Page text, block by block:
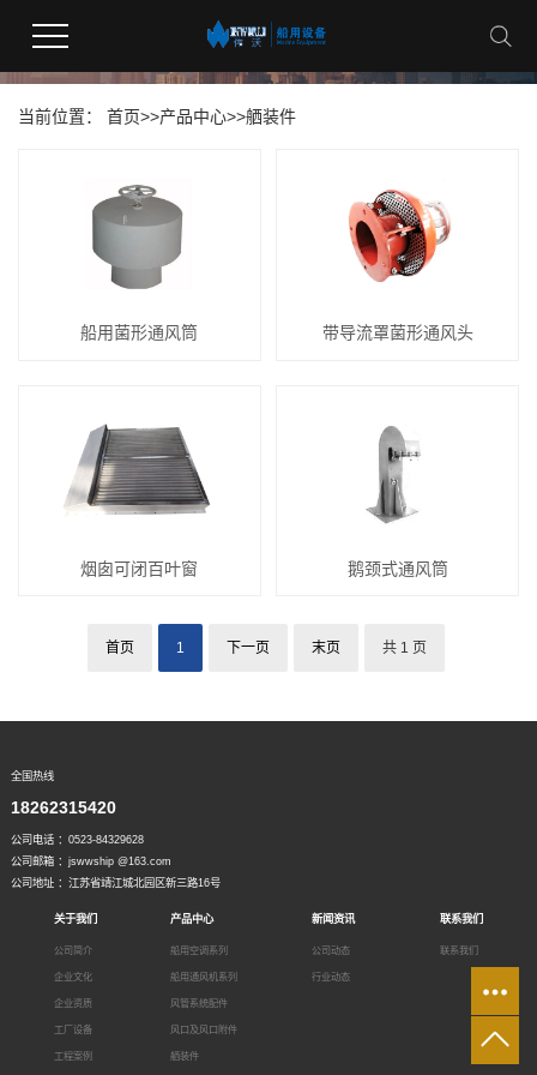
产品中心
当前位置： 首页>>产品中心>>舾装件
船用菌形通风筒 带导流罩菌形通风头
烟囱可闭百叶窗 鹅颈式通风筒
首页 1 下一页 末页 共 1 页
全国热线
18262315420
公司电话 ：0523-84329628
公司邮箱 ：jswwship @163.com
公司地址 ：江苏省靖江城北园区新三路16号
关于我们
公司简介
企业文化
企业资质
工厂设备
工程案例
产品中心
船用空调系列
船用通风机系列
风管系统配件
风口及风口附件
舾装件
新闻资讯
公司动态
行业动态
联系我们
联系我们